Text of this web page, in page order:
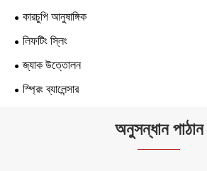
কারচুপি আনুষাঙ্গিক
লিফটিং স্লিং
জ্যাক উত্তোলন
স্প্রিং ব্যালেন্সার
অনুসন্ধান পাঠান